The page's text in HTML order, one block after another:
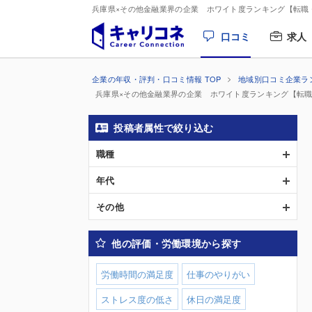
兵庫県×その他金融業界の企業 ホワイト度ランキング【転職
口コミ 求人
企業の年収・評判・口コミ情報 TOP
地域別口コミ企業ラ
兵庫県×その他金融業界の企業 ホワイト度ランキング【転
投稿者属性で絞り込む
職種
年代
その他
他の評価・労働環境から探す
労働時間の満足度
仕事のやりがい
ストレス度の低さ
休日の満足度